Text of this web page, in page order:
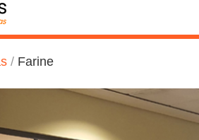
/ Farine